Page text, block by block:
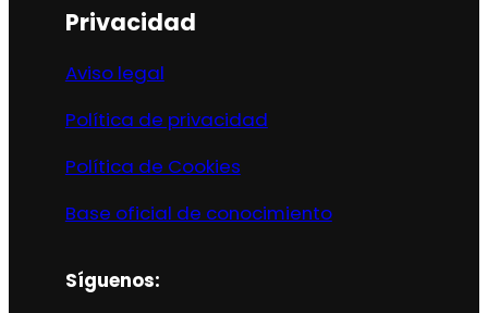
Privacidad
Aviso legal
Política de privacidad
Política de Cookies
Base oficial de conocimiento
Síguenos: